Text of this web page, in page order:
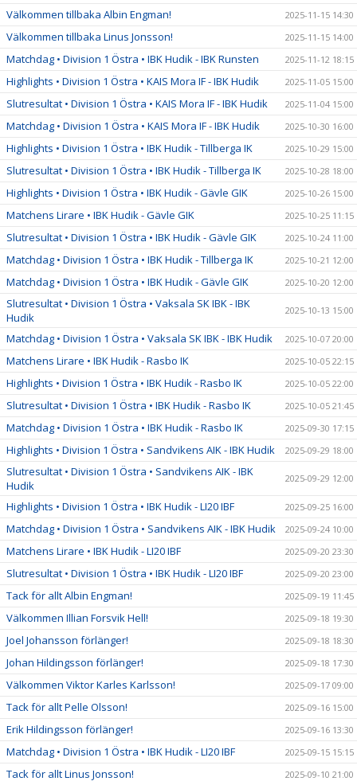
Välkommen tillbaka Albin Engman! 2025-11-15 14:30
Välkommen tillbaka Linus Jonsson! 2025-11-15 14:00
Matchdag • Division 1 Östra • IBK Hudik - IBK Runsten 2025-11-12 18:15
Highlights • Division 1 Östra • KAIS Mora IF - IBK Hudik 2025-11-05 15:00
Slutresultat • Division 1 Östra • KAIS Mora IF - IBK Hudik 2025-11-04 15:00
Matchdag • Division 1 Östra • KAIS Mora IF - IBK Hudik 2025-10-30 16:00
Highlights • Division 1 Östra • IBK Hudik - Tillberga IK 2025-10-29 15:00
Slutresultat • Division 1 Östra • IBK Hudik - Tillberga IK 2025-10-28 18:00
Highlights • Division 1 Östra • IBK Hudik - Gävle GIK 2025-10-26 15:00
Matchens Lirare • IBK Hudik - Gävle GIK 2025-10-25 11:15
Slutresultat • Division 1 Östra • IBK Hudik - Gävle GIK 2025-10-24 11:00
Matchdag • Division 1 Östra • IBK Hudik - Tillberga IK 2025-10-21 12:00
Matchdag • Division 1 Östra • IBK Hudik - Gävle GIK 2025-10-20 12:00
Slutresultat • Division 1 Östra • Vaksala SK IBK - IBK
Hudik
2025-10-13 15:00
Matchdag • Division 1 Östra • Vaksala SK IBK - IBK Hudik 2025-10-07 20:00
Matchens Lirare • IBK Hudik - Rasbo IK 2025-10-05 22:15
Highlights • Division 1 Östra • IBK Hudik - Rasbo IK 2025-10-05 22:00
Slutresultat • Division 1 Östra • IBK Hudik - Rasbo IK 2025-10-05 21:45
Matchdag • Division 1 Östra • IBK Hudik - Rasbo IK 2025-09-30 17:15
Highlights • Division 1 Östra • Sandvikens AIK - IBK Hudik 2025-09-29 18:00
Slutresultat • Division 1 Östra • Sandvikens AIK - IBK
Hudik
2025-09-29 12:00
Highlights • Division 1 Östra • IBK Hudik - LI20 IBF 2025-09-25 16:00
Matchdag • Division 1 Östra • Sandvikens AIK - IBK Hudik 2025-09-24 10:00
Matchens Lirare • IBK Hudik - LI20 IBF 2025-09-20 23:30
Slutresultat • Division 1 Östra • IBK Hudik - LI20 IBF 2025-09-20 23:00
Tack för allt Albin Engman! 2025-09-19 11:45
Välkommen Illian Forsvik Hell! 2025-09-18 19:30
Joel Johansson förlänger! 2025-09-18 18:30
Johan Hildingsson förlänger! 2025-09-18 17:30
Välkommen Viktor Karles Karlsson! 2025-09-17 09:00
Tack för allt Pelle Olsson! 2025-09-16 15:00
Erik Hildingsson förlänger! 2025-09-16 13:30
Matchdag • Division 1 Östra • IBK Hudik - LI20 IBF 2025-09-15 15:15
Tack för allt Linus Jonsson! 2025-09-10 21:00